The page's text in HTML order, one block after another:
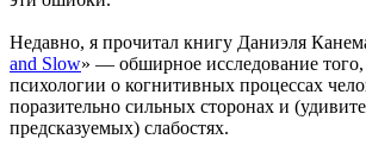
Недавно, я прочитал книгу Даниэля
and Slow» — обширное исследование того,
психологии о когнитивных процессах
поразительно сильных сторонах и
предсказуемых) слабостях.